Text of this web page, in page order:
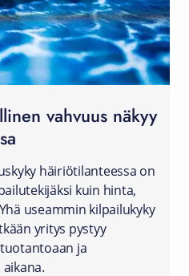
vahvuus näkyy
häiriötilanteessa on
kuin hinta,
useammin kilpailukyky
yritys pystyy
ja